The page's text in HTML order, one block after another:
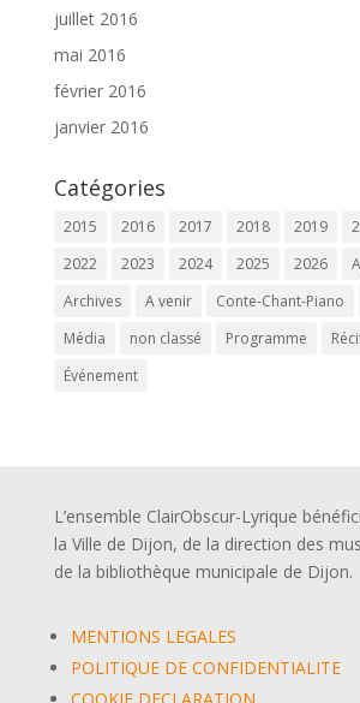
juillet 2016
mai 2016
février 2016
janvier 2016
Catégories
2015 2016 2017 2018 2019
2022
2023 2024 2025 2026
Archives
A venir Conte-Chant-Piano
Média
non classé Programme
Événement
L’ensemble ClairObscur-Lyrique
la Ville de Dijon, de la direction des
de la bibliothèque municipale de Dijon.
MENTIONS LEGALES
POLITIQUE DE CONFIDENTIALITE
COOKIE DECLARATION